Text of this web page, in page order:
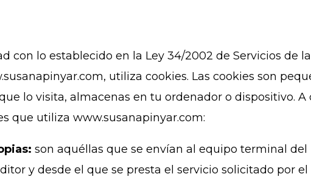
con lo establecido en la Ley 34/2002 de Servicios de
utiliza cookies. Las cookies son
lo visita, almacenas en tu ordenador o dispositivo.
que utiliza www.susanapinyar.com:
son aquéllas que se envían al equipo terminal
y desde el que se presta el servicio solicitado por el